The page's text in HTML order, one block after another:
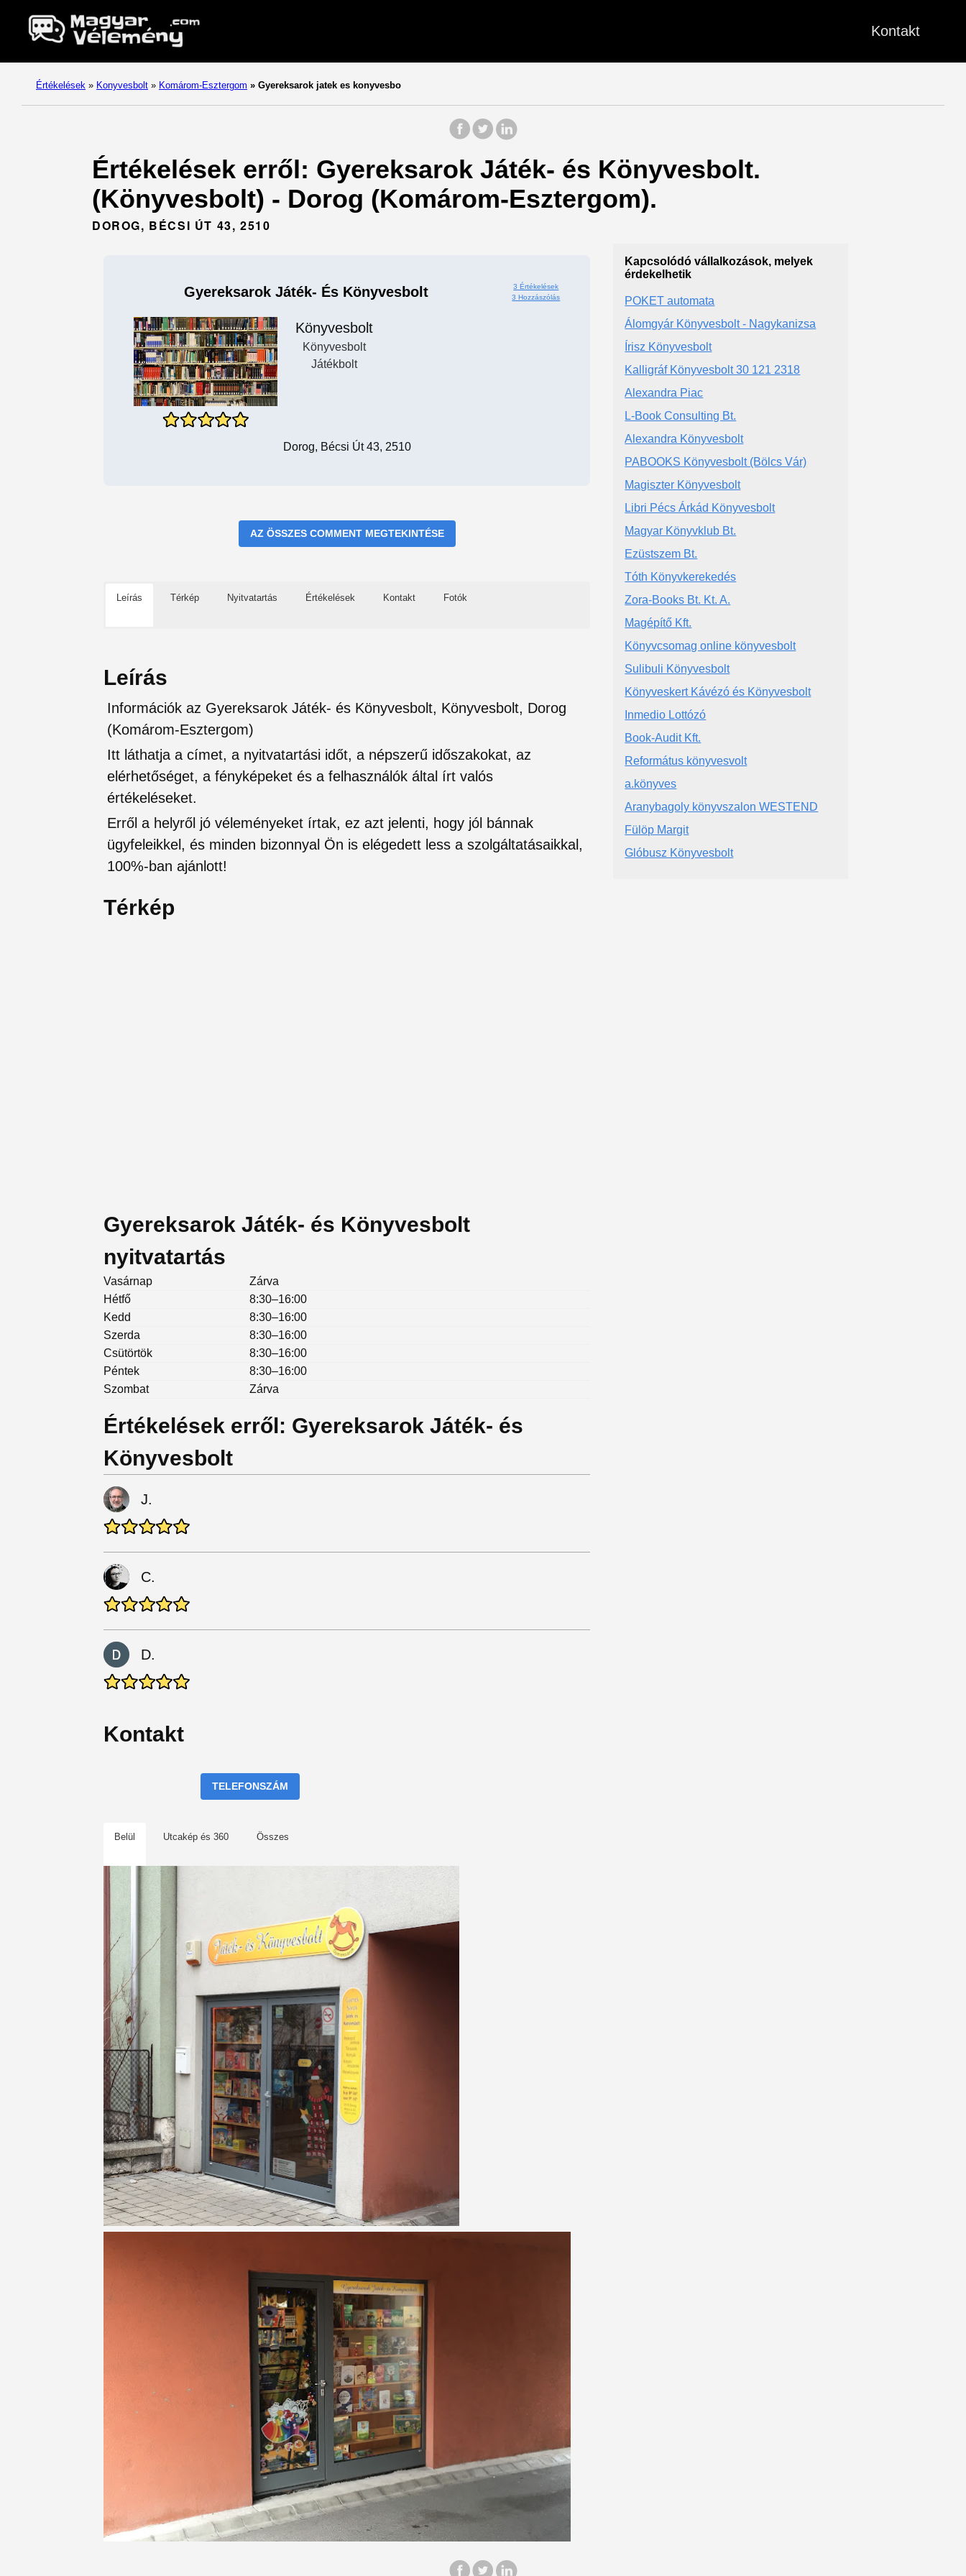
Kontakt
Értékelések » Konyvesbolt » Komárom-Esztergom » Gyereksarok jatek es konyvesbo
Értékelések erről: Gyereksarok Játék- és Könyvesbolt.
(Könyvesbolt) - Dorog (Komárom-Esztergom).
DOROG, BÉCSI ÚT 43, 2510
Gyereksarok Játék- És Könyvesbolt
3 Értékelések
3 Hozzászólás
Könyvesbolt
Könyvesbolt
Játékbolt
Dorog, Bécsi Út 43, 2510
AZ ÖSSZES COMMENT MEGTEKINTÉSE
Leírás Térkép Nyitvatartás Értékelések Kontakt Fotók
Leírás
Információk az Gyereksarok Játék- és Könyvesbolt, Könyvesbolt, Dorog
(Komárom-Esztergom)
Itt láthatja a címet, a nyitvatartási időt, a népszerű időszakokat, az
elérhetőséget, a fényképeket és a felhasználók által írt valós
értékeléseket.
Erről a helyről jó véleményeket írtak, ez azt jelenti, hogy jól bánnak
ügyfeleikkel, és minden bizonnyal Ön is elégedett less a szolgáltatásaikkal,
100%-ban ajánlott!
Térkép
Gyereksarok Játék- és Könyvesbolt
nyitvatartás
Vasárnap
Zárva
Hétfő
8:30–16:00
Kedd
8:30–16:00
Szerda
8:30–16:00
Csütörtök
8:30–16:00
Péntek
8:30–16:00
Szombat
Zárva
Értékelések erről: Gyereksarok Játék- és
Könyvesbolt
J.
C.
D.
Kontakt
TELEFONSZÁM
Belül Utcakép és 360 Összes
Kapcsolódó vállalkozások, melyek
érdekelhetik
POKET automata
Álomgyár Könyvesbolt - Nagykanizsa
Írisz Könyvesbolt
Kalligráf Könyvesbolt 30 121 2318
Alexandra Piac
L-Book Consulting Bt.
Alexandra Könyvesbolt
PABOOKS Könyvesbolt (Bölcs Vár)
Magiszter Könyvesbolt
Libri Pécs Árkád Könyvesbolt
Magyar Könyvklub Bt.
Ezüstszem Bt.
Tóth Könyvkerekedés
Zora-Books Bt. Kt. A.
Magépítő Kft.
Könyvcsomag online könyvesbolt
Sulibuli Könyvesbolt
Könyveskert Kávézó és Könyvesbolt
Inmedio Lottózó
Book-Audit Kft.
Református könyvesvolt
a.könyves
Aranybagoly könyvszalon WESTEND
Fülöp Margit
Glóbusz Könyvesbolt